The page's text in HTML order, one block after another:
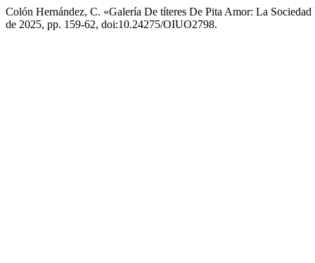
Colón Hernández, C. «Galería De títeres De Pita Amor: La
de 2025, pp. 159-62, doi:10.24275/OIUO2798.